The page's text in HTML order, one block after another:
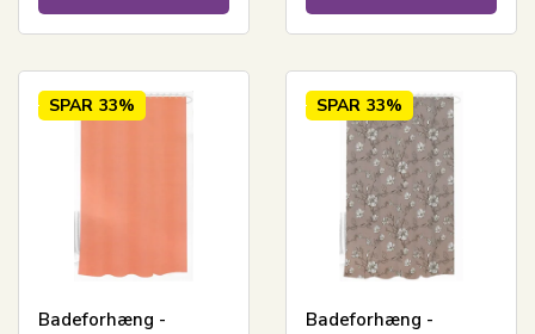
SPAR 33%
Badeforhæng -
SPAR 33%
Badeforhæng -